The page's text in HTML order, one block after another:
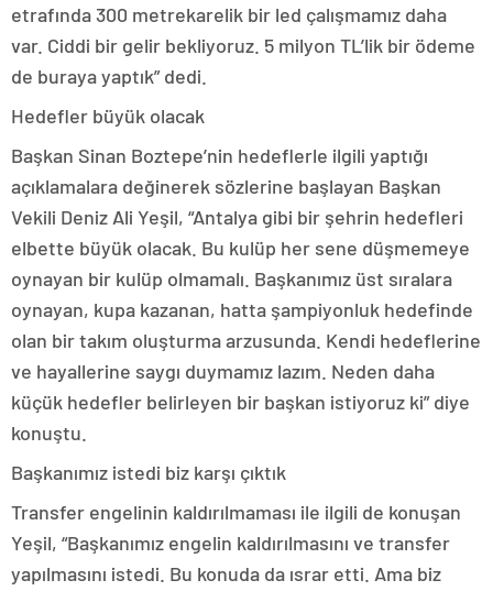
etrafında 300 metrekarelik bir led çalışmamız daha
var. Ciddi bir gelir bekliyoruz. 5 milyon TL’lik bir ödeme
de buraya yaptık” dedi.
Hedefler büyük olacak
Başkan Sinan Boztepe’nin hedeflerle ilgili yaptığı
açıklamalara değinerek sözlerine başlayan Başkan
Vekili Deniz Ali Yeşil, “Antalya gibi bir şehrin hedefleri
elbette büyük olacak. Bu kulüp her sene düşmemeye
oynayan bir kulüp olmamalı. Başkanımız üst sıralara
oynayan, kupa kazanan, hatta şampiyonluk hedefinde
olan bir takım oluşturma arzusunda. Kendi hedeflerine
ve hayallerine saygı duymamız lazım. Neden daha
küçük hedefler belirleyen bir başkan istiyoruz ki” diye
konuştu.
Başkanımız istedi biz karşı çıktık
Transfer engelinin kaldırılmaması ile ilgili de konuşan
Yeşil, “Başkanımız engelin kaldırılmasını ve transfer
yapılmasını istedi. Bu konuda da ısrar etti. Ama biz